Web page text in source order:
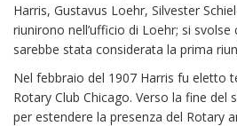
Harris, Gustavus Loehr, Silvester
riunirono nell’ufficio di Loehr; si
sarebbe stata considerata la prima
Nel febbraio del 1907 Harris fu eletto
Rotary Club Chicago. Verso la fine del
per estendere la presenza del Rotary